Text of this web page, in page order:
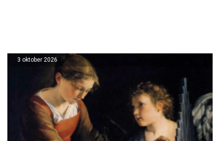
3 oktober 2026